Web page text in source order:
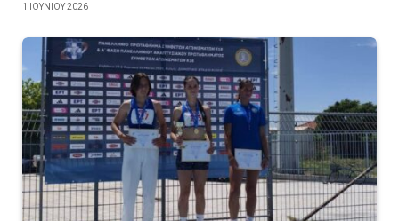
1 ΙΟΥΝΊΟΥ 2026